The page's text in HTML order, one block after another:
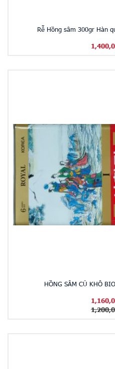
Rễ Hồng sâm 300gr Hàn
HỒNG SÂM CỦ KHÔ